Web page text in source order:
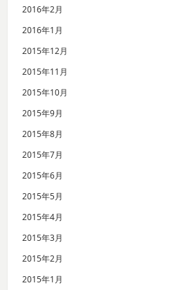
2016年2月
2016年1月
2015年12月
2015年11月
2015年10月
2015年9月
2015年8月
2015年7月
2015年6月
2015年5月
2015年4月
2015年3月
2015年2月
2015年1月